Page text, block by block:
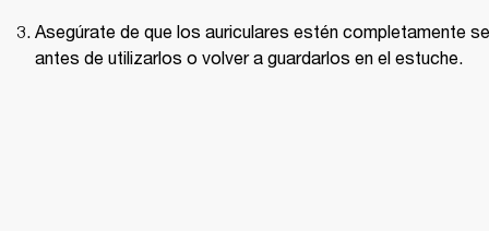
Asegúrate de que los auriculares estén completamente
antes de utilizarlos o volver a guardarlos en el estuche.